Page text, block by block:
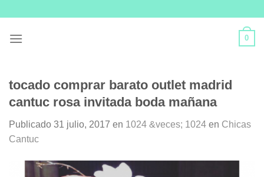
content
0
tocado comprar barato outlet madrid
cantuc rosa invitada boda mañana
Publicado 31 julio, 2017 en 1024 &veces; 1024 en Chicas
Cantuc